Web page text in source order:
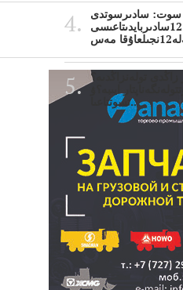
سوت: سادىرسوتدى
12سادىربايدىتاعىسى
زاڭدى تولەنزاڭدىە؟
تسوتتاعىا..